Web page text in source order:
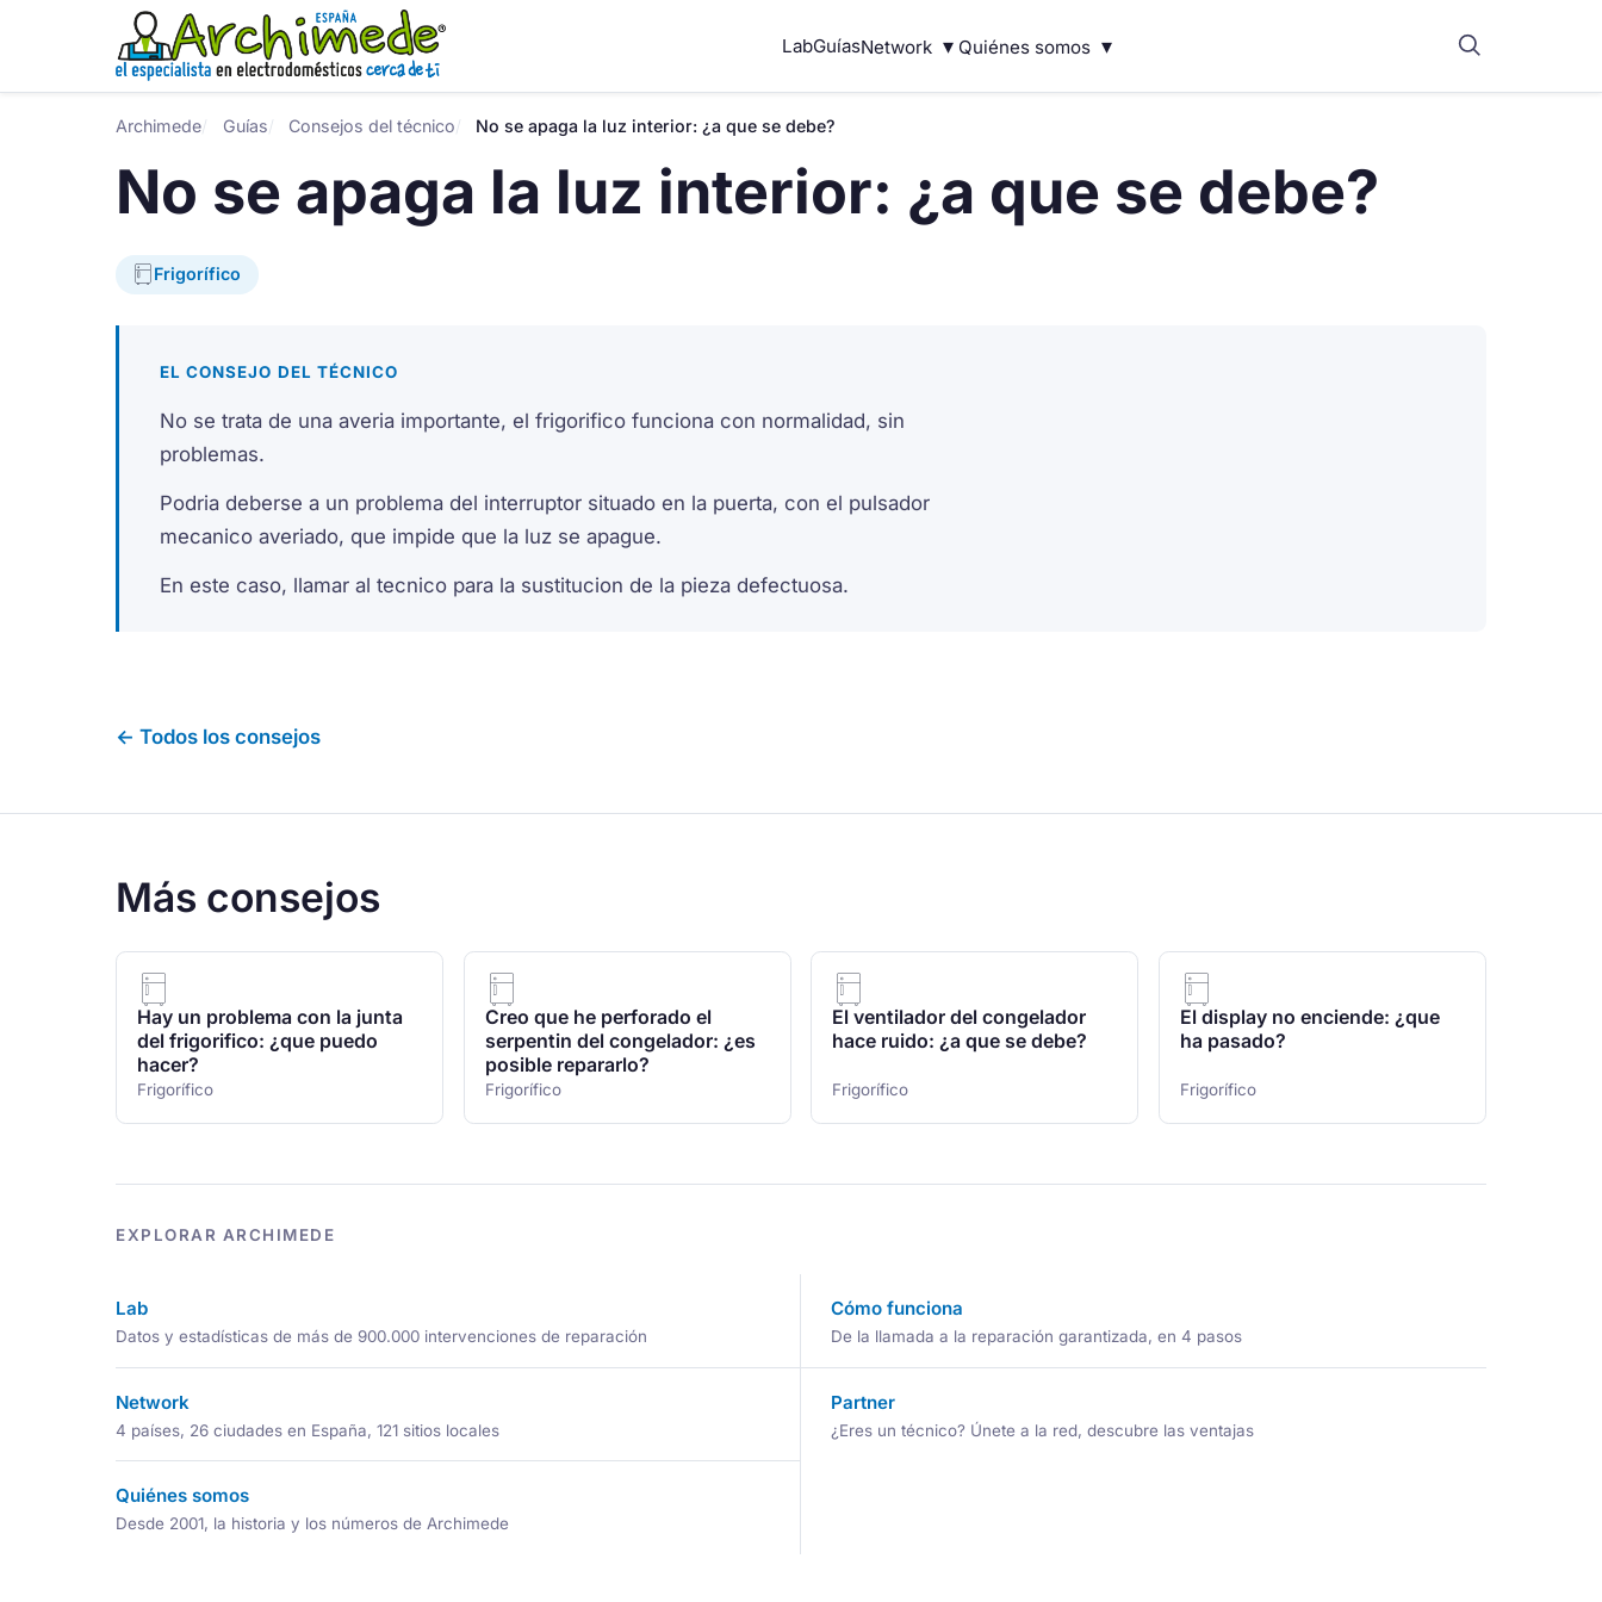
LabGuíasNetwork ▾ Quiénes somos ▾
Archimede Guías Consejos del técnico No se apaga la luz interior: ¿a que se debe?
No se apaga la luz interior: ¿a que se debe?
Frigorífico
EL CONSEJO DEL TÉCNICO
No se trata de una averia importante, el frigorifico funciona con normalidad, sin
problemas.
Podria deberse a un problema del interruptor situado en la puerta, con el pulsador
mecanico averiado, que impide que la luz se apague.
En este caso, llamar al tecnico para la sustitucion de la pieza defectuosa.
← Todos los consejos
Más consejos
Hay un problema con la junta
del frigorifico: ¿que puedo
hacer?
Frigorífico
Creo que he perforado el
serpentin del congelador: ¿es
posible repararlo?
Frigorífico
El ventilador del congelador
hace ruido: ¿a que se debe?
Frigorífico
El display no enciende: ¿que
ha pasado?
Frigorífico
EXPLORAR ARCHIMEDE
Lab
Datos y estadísticas de más de 900.000 intervenciones de reparación
Cómo funciona
De la llamada a la reparación garantizada, en 4 pasos
Network
4 países, 26 ciudades en España, 121 sitios locales
Partner
¿Eres un técnico? Únete a la red, descubre las ventajas
Quiénes somos
Desde 2001, la historia y los números de Archimede